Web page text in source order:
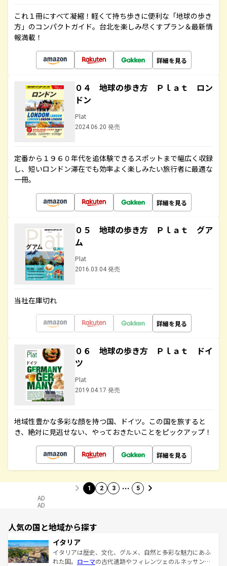
これ１冊にすべて凝縮！軽くて持ち歩きに便利な「地球の歩き
方」のコンパクトガイド。台北を楽しみ尽くすプラン＆最新情
報満載！
詳細を見る
０４ 地球の歩き方 Ｐｌａｔ ロン
ドン
Plat
2024.06.20 発売
定番から１９６０年代を追体験できるスポットまで幅広く収録
し、短いロンドン滞在でも効率よく楽しみたい旅行者に最適な
一冊。
詳細を見る
０５ 地球の歩き方 Ｐｌａｔ グア
ム
Plat
2016.03.04 発売
当社在庫切れ
詳細を見る
０６ 地球の歩き方 Ｐｌａｔ ドイ
ツ
Plat
2019.04.17 発売
地域性豊かな多彩な顔を持つ国、ドイツ。この国を旅すると
き、絶対に見逃せない、やっておきたいことをピックアップ！
詳細を見る
1 2 3 … 5
AD
AD
人気の国と地域から探す
イタリア
イタリアは歴史、文化、グルメ、自然と多彩な魅力にあふ
れた国。 ローマの古代遺跡やフィレンツェのルネッサンス